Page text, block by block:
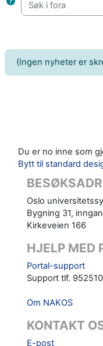
(Ingen nyheter er
Du er no inne som
Bytt til standard
Oslo
Bygning 31,
Kirkeveien 166
HJELP MED
Portal-support
Support tlf.
Om NAKOS
KONTAKT
E-post